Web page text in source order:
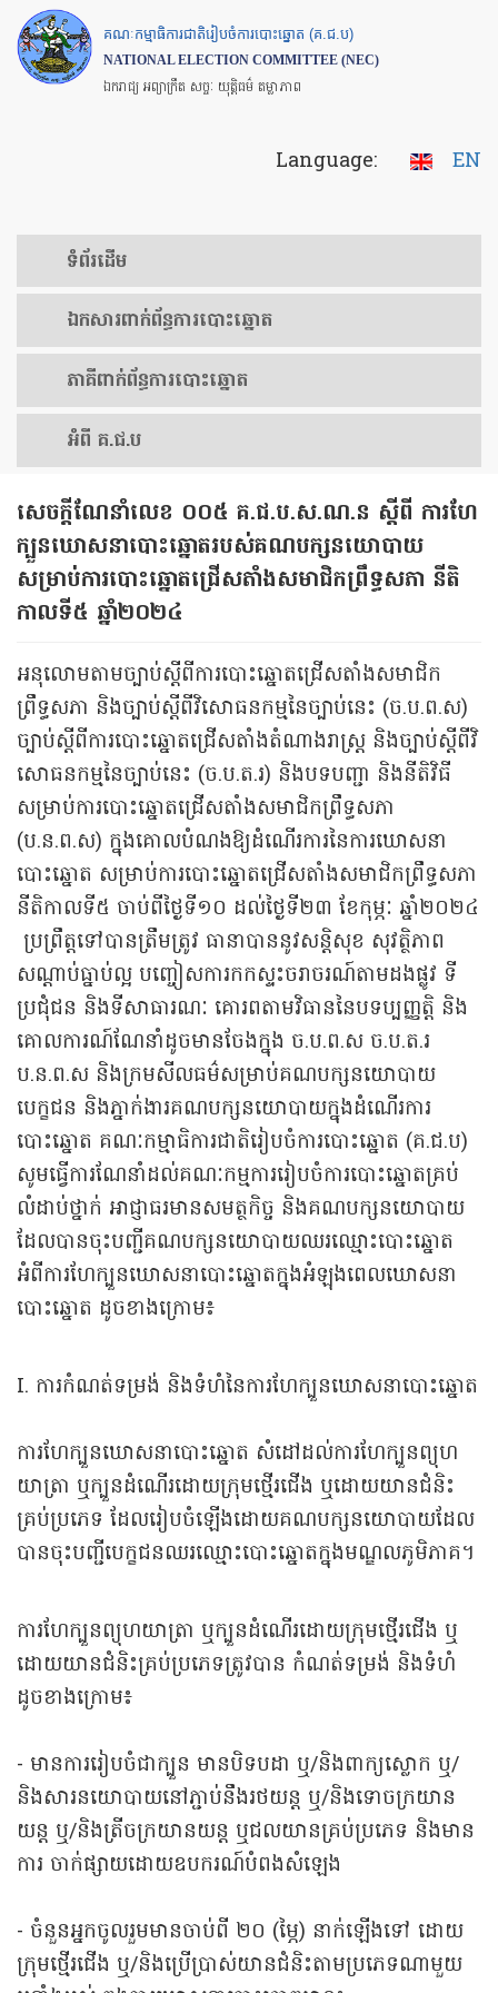
Skip
to
main
គណៈកម្មាធិការជាតិរៀបចំការបោះឆ្នោត (គ.ជ.ប)
NATIONAL ELECTION COMMITTEE (NEC)
ឯករាជ្យ អព្យាក្រឹត សច្ចៈ យុត្តិធម៌ តម្លាភាព
Language: EN
ទំព័រ​ដើម
ឯកសារ​ពាក់ព័ន្ធ​ការ​បោះឆ្នោត
​ភាគីពាក់ព័ន្ធ​​ការ​បោះឆ្នោត
អំពី គ.ជ.ប
សេចក្តីណែនាំលេខ​ ០០៥ គ.ជ.ប.ស.ណ.ន ស្តីពី ការហែ
ក្បួនឃោសនាបោះឆ្នោតរបស់គណបក្សនយោបាយ
សម្រាប់ការបោះឆ្នោតជ្រើសតាំងសមាជិកព្រឹទ្ធសភា នីតិ
កាលទី៥ ឆ្នាំ២០២៤
អនុលោមតាមច្បាប់ស្តីពីការបោះឆ្នោតជ្រើសតាំងសមាជិក
ព្រឹទ្ធសភា និងច្បាប់ស្តីពីវិសោធនកម្មនៃច្បាប់នេះ (ច.ប.ព.ស)
ច្បាប់ស្តីពីការបោះឆ្នោតជ្រើសតាំងតំណាងរាស្រ្ត និងច្បាប់ស្តីពីវិ
សោធនកម្មនៃច្បាប់នេះ (ច.ប.ត.រ) និងបទបញ្ជា និងនីតិវិធី
សម្រាប់ការបោះឆ្នោតជ្រើសតាំងសមាជិកព្រឹទ្ធសភា
(ប.ន.ព.ស) ក្នុងគោលបំណងឱ្យដំណើរការនៃការឃោសនា
បោះឆ្នោត សម្រាប់ការបោះឆ្នោតជ្រើសតាំងសមាជិកព្រឹទ្ធសភា
នីតិកាលទី៥ ចាប់ពីថ្ងៃទី១០ ដល់ថ្ងៃទី២៣ ខែកុម្ភៈ ឆ្នាំ២០២៤
ប្រព្រឹត្តទៅបានត្រឹមត្រូវ ធានាបាននូវសន្តិសុខ សុវត្ថិភាព
សណ្តាប់ធ្នាប់ល្អ បញ្ចៀសការកកស្ទះចរាចរណ៍តាមដងផ្លូវ ទី
ប្រជុំជន និងទីសាធារណៈ គោរពតាមវិធាននៃបទប្បញ្ញត្តិ និង
គោលការណ៍ណែនាំដូចមានចែងក្នុង ច.ប.ព.ស ច.ប.ត.រ
ប.ន.ព.ស និងក្រមសីលធម៌សម្រាប់គណបក្សនយោបាយ
បេក្ខជន និងភ្នាក់ងារគណបក្សនយោបាយក្នុងដំណើរការ
បោះឆ្នោត គណៈកម្មាធិការជាតិរៀបចំការបោះឆ្នោត (គ.ជ.ប)
សូមធ្វើការណែនាំដល់គណៈកម្មការរៀបចំការបោះឆ្នោតគ្រប់
លំដាប់ថ្នាក់ អាជ្ញាធរមានសមត្ថកិច្ច និងគណបក្សនយោបាយ
ដែលបានចុះបញ្ជីគណបក្សនយោបាយឈរឈ្មោះបោះឆ្នោត
អំពីការហែក្បួនឃោសនាបោះឆ្នោតក្នុងអំឡុងពេលឃោសនា
បោះឆ្នោត ដូចខាងក្រោម៖
I. ការកំណត់ទម្រង់ និងទំហំនៃការហែក្បួនឃោសនាបោះឆ្នោត
ការហែក្បួនឃោសនាបោះឆ្នោត សំដៅដល់ការហែក្បួនព្យុហ
យាត្រា ឬក្បួនដំណើរដោយក្រុមថ្មើរជើង ឬដោយយានជំនិះ
គ្រប់ប្រភេទ ដែលរៀបចំឡើងដោយគណបក្សនយោបាយដែល
បានចុះបញ្ជីបេក្ខជនឈរឈ្មោះបោះឆ្នោតក្នុងមណ្ឌលភូមិភាគ។
ការហែក្បួនព្យុហយាត្រា ឬក្បួនដំណើរដោយក្រុមថ្មើរជើង ឬ
ដោយយានជំនិះគ្រប់ប្រភេទត្រូវបាន កំណត់ទម្រង់ និងទំហំ
ដូចខាងក្រោម៖
- មានការរៀបចំជាក្បួន មានបិទបដា ឬ/និងពាក្យស្លោក ឬ/
និងសារនយោបាយនៅភ្ជាប់នឹងរថយន្ត ឬ/និងទោចក្រយាន
យន្ត ឬ/និងត្រីចក្រយានយន្ត ឬជលយានគ្រប់ប្រភេទ និងមាន
ការ ចាក់ផ្សាយដោយឧបករណ៍បំពងសំឡេង
- ចំនួនអ្នកចូលរួមមានចាប់ពី ២០ (ម្ភៃ) នាក់ឡើងទៅ ដោយ
ក្រុមថ្មើរជើង ឬ/និងប្រើប្រាស់យានជំនិះតាមប្រភេទណាមួយ